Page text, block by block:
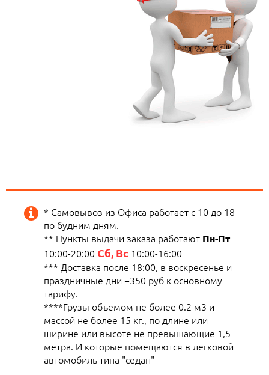
* Самовывоз из Офиса работает с 10 до 18
по будним дням.
** Пункты выдачи заказа работают Пн-Пт
10:00-20:00 Сб, Вс 10:00-16:00
*** Доставка после 18:00, в воскресенье и
праздничные дни +350 руб к основному
тарифу.
****Грузы объемом не более 0.2 м3 и
массой не более 15 кг., по длине или
ширине или высоте не превышающие 1,5
метра. И которые помещаются в легковой
автомобиль типа "седан"